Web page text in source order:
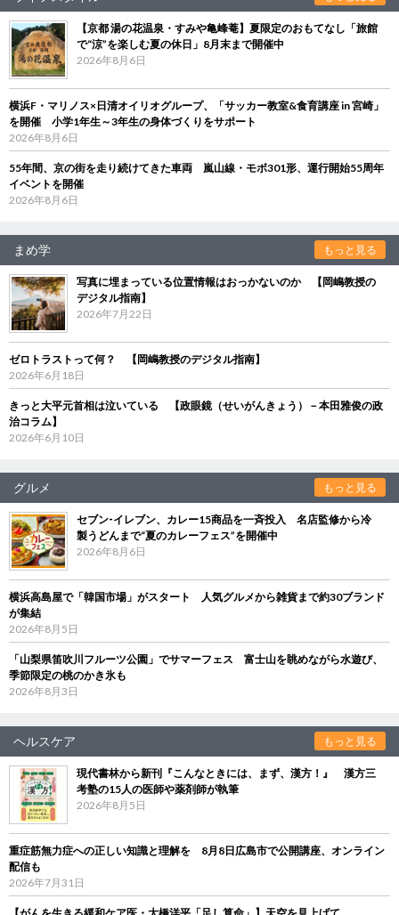
【京都 湯の花温泉・すみや亀峰菴】夏限定のおもてなし「旅館
で“涼”を楽しむ夏の休日」8月末まで開催中
2026年8月6日
横浜F・マリノス×日清オイリオグループ、「サッカー教室&食育講座 in 宮崎」
を開催 小学1年生～3年生の身体づくりをサポート
2026年8月6日
55年間、京の街を走り続けてきた車両 嵐山線・モボ301形、運行開始55周年
イベントを開催
2026年8月6日
まめ学 もっと見る
写真に埋まっている位置情報はおっかないのか 【岡嶋教授の
デジタル指南】
2026年7月22日
ゼロトラストって何？ 【岡嶋教授のデジタル指南】
2026年6月18日
きっと大平元首相は泣いている 【政眼鏡（せいがんきょう）－本田雅俊の政
治コラム】
2026年6月10日
グルメ もっと見る
セブン‐イレブン、カレー15商品を一斉投入 名店監修から冷
製うどんまで“夏のカレーフェス”を開催中
2026年8月6日
横浜高島屋で「韓国市場」がスタート 人気グルメから雑貨まで約30ブランド
が集結
2026年8月5日
「山梨県笛吹川フルーツ公園」でサマーフェス 富士山を眺めながら水遊び、
季節限定の桃のかき氷も
2026年8月3日
ヘルスケア もっと見る
現代書林から新刊『こんなときには、まず、漢方！』 漢方三
考塾の15人の医師や薬剤師が執筆
2026年8月5日
重症筋無力症への正しい知識と理解を 8月8日広島市で公開講座、オンライン
配信も
2026年7月31日